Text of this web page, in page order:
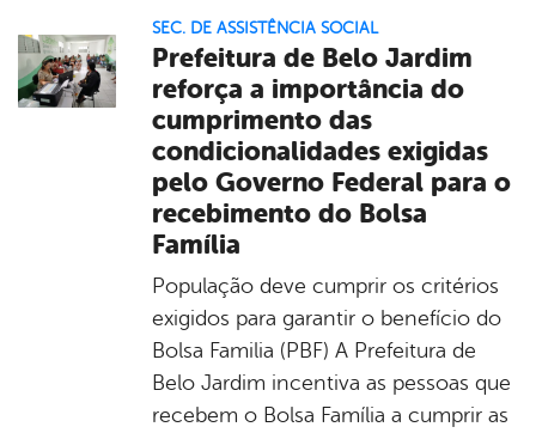
SEC. DE ASSISTÊNCIA SOCIAL
Prefeitura de Belo Jardim
reforça a importância do
cumprimento das
condicionalidades exigidas
pelo Governo Federal para o
recebimento do Bolsa
Família
População deve cumprir os critérios
exigidos para garantir o benefício do
Bolsa Familia (PBF) A Prefeitura de
Belo Jardim incentiva as pessoas que
recebem o Bolsa Família a cumprir as